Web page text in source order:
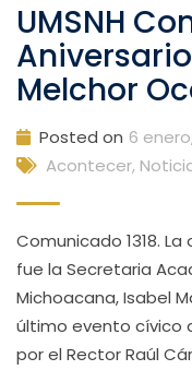
UMSNH
Melchor
Posted on 6
Acontecer,
Comunicado 1318.
fue la Secretaria
Michoacana, Isabel
último evento cívico
por el Rector Raúl